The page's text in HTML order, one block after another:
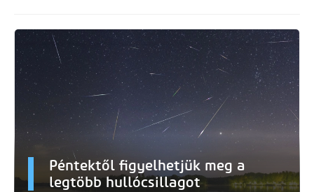
Péntektől figyelhetjük meg a
legtöbb hullócsillagot